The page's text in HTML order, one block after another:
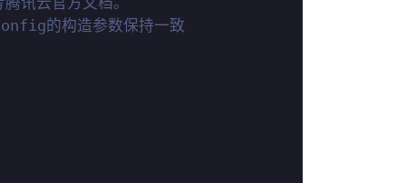
的构造参数保持一致